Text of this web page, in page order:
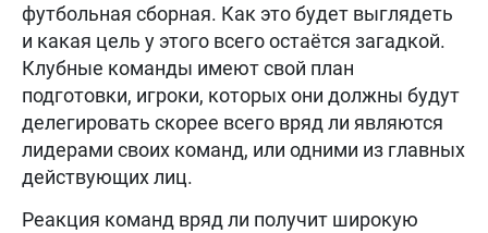
футбольная сборная. Как это будет выглядеть
и какая цель у этого всего остаётся загадкой.
Клубные команды имеют свой план
подготовки, игроки, которых они должны будут
делегировать скорее всего вряд ли являются
лидерами своих команд, или одними из главных
действующих лиц.
Реакция команд вряд ли получит широкую